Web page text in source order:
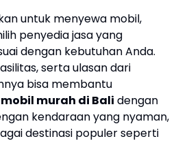
untuk menyewa mobil,
penyedia jasa yang
dengan kebutuhan Anda.
serta ulasan dari
bisa membantu
murah di Bali dengan
kendaraan yang nyaman,
destinasi populer seperti